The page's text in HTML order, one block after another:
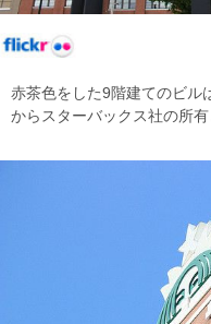
赤茶色をした9階建てのビル
からスターバックス社の所有